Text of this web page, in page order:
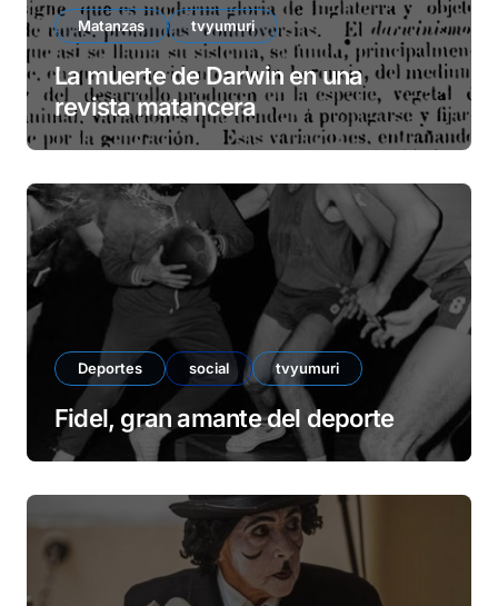
Matanzas tvyumuri
La muerte de Darwin en una
revista matancera
Deportes social tvyumuri
Fidel, gran amante del deporte